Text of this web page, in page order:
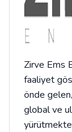
Zirve Ems
faaliyet
önde
global ve